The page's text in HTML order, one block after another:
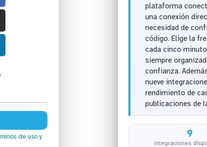
de uso y
plataforma
una conexión
necesidad de
código. Elige la
cada cinco
siempre
confianza.
nueve
rendimiento de
publicaciones de
9
integraciones